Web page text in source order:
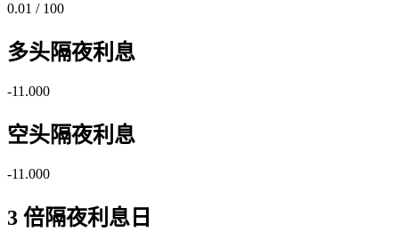
0.01 / 100
多头隔夜利息
-11.000
空头隔夜利息
-11.000
3 倍隔夜利息日